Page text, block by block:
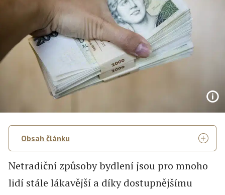
Obsah článku
Netradiční způsoby bydlení jsou pro mnoho
lidí stále lákavější a díky dostupnějšímu